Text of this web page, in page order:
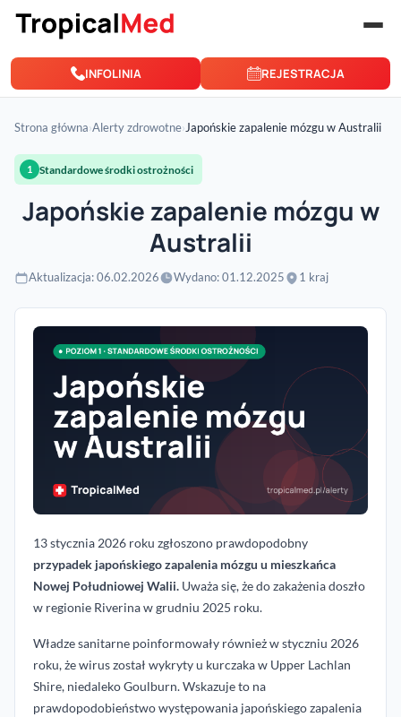
Przejdź do treści
INFOLINIA REJESTRACJA
Strona główna›Alerty zdrowotne›Japońskie zapalenie mózgu w Australii
1 Standardowe środki ostrożności
Japońskie zapalenie mózgu w
Australii
Aktualizacja: 06.02.2026 Wydano: 01.12.2025 1 kraj
13 stycznia 2026 roku zgłoszono prawdopodobny
przypadek japońskiego zapalenia mózgu u mieszkańca
Nowej Południowej Walii. Uważa się, że do zakażenia doszło
w regionie Riverina w grudniu 2025 roku.
Władze sanitarne poinformowały również w styczniu 2026
roku, że wirus został wykryty u kurczaka w Upper Lachlan
Shire, niedaleko Goulburn. Wskazuje to na
prawdopodobieństwo występowania japońskiego zapalenia